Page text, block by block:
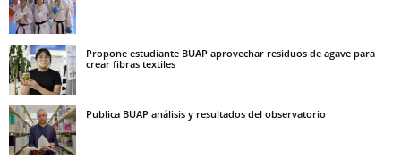
Propone estudiante BUAP aprovechar residuos de agave para
crear fibras textiles
Publica BUAP análisis y resultados del observatorio